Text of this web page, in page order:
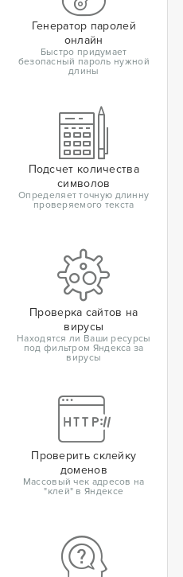
Генератор паролей
онлайн
Быстро придумает
безопасный пароль нужной
длины
Подсчет количества
символов
Определяет точную длинну
проверяемого текста
Проверка сайтов на
вирусы
Находятся ли Ваши ресурсы
под фильтром Яндекса за
вирусы
Проверить склейку
доменов
Массовый чек адресов на
"клей" в Яндексе